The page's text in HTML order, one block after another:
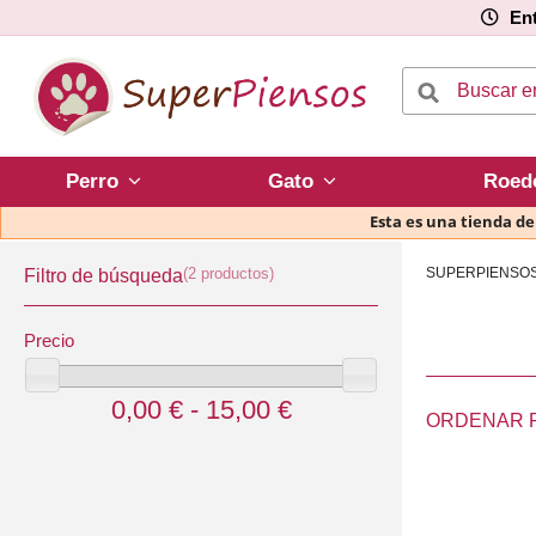
Perro Gato
Esta es una tienda
Filtro de búsqueda(2 productos)
Precio
0,00 € - 15,00 € ORDENAR